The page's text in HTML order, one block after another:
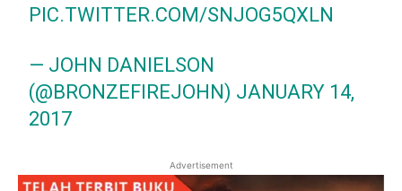
PIC.TWITTER.COM/SNJOG5QXLN
— JOHN DANIELSON
(@BRONZEFIREJOHN) JANUARY 14,
2017
Advertisement